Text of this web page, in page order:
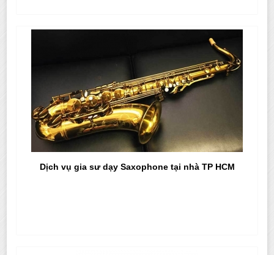
Dịch vụ gia sư dạy Saxophone tại nhà TP HCM